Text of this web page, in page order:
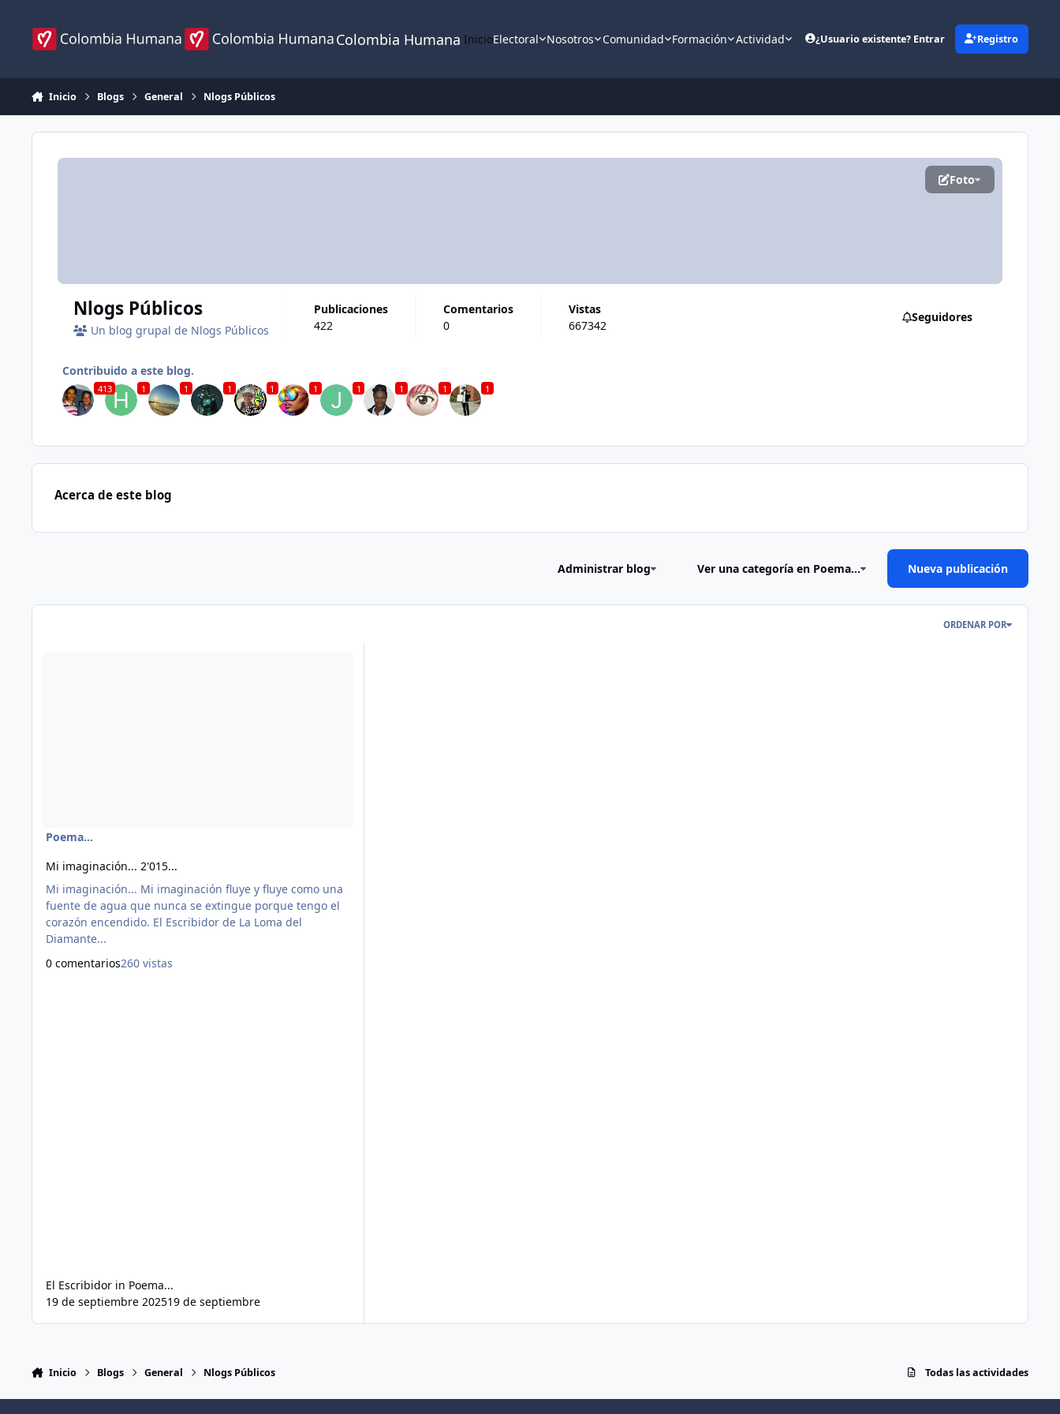
Colombia Humana InicioElectoral Nosotros Comunidad Formación Actividad ¿Usuario existente? Entrar Registro
(opens in new tab)
Inicio Blogs General Nlogs Públicos
Foto
Nlogs Públicos
Un blog grupal de Nlogs Públicos
publicaciones
422
comentarios
0
vistas
667342
Seguidores
Contribuido a este blog.
413 1 1 1 1 1 1 1 1 1
Acerca de este blog
Administrar blog Ver una categoría en Poema... Nueva publicación
Publicaciones en este Blog
ORDENAR POR
Poema...
Mi imaginación... 2'015...
Mi imaginación... Mi imaginación fluye y fluye como una
fuente de agua que nunca se extingue porque tengo el
corazón encendido. El Escribidor de La Loma del
Diamante...
0 comentarios260 vistas
El Escribidorin Poema...
19 de septiembre 202519 de septiembre
Inicio Blogs General Nlogs Públicos Todas las actividades